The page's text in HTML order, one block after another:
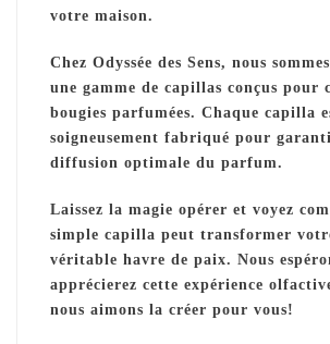
votre maison.
Chez Odyssée des Sens, nous
une gamme de capillas conçus pour
bougies parfumées. Chaque capilla
soigneusement fabriqué pour
diffusion optimale du parfum.
Laissez la magie opérer et voyez
simple capilla peut transformer
véritable havre de paix. Nous
apprécierez cette expérience
nous aimons la créer pour vous!